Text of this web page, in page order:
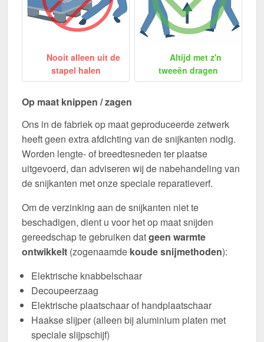
Nooit alleen uit de
stapel halen
Altijd met z'n
tweeën dragen
Op maat knippen / zagen
Ons in de fabriek op maat geproduceerde zetwerk
heeft geen extra afdichting van de snijkanten nodig.
Worden lengte- of breedtesneden ter plaatse
uitgevoerd, dan adviseren wij de nabehandeling van
de snijkanten met onze speciale reparatieverf.
Om de verzinking aan de snijkanten niet te
beschadigen, dient u voor het op maat snijden
gereedschap te gebruiken datgeen warmte
ontwikkelt (zogenaamde koude snijmethoden):
Elektrische knabbelschaar
Decoupeerzaag
Elektrische plaatschaar of handplaatschaar
Haakse slijper (alleen bij aluminium platen met
speciale slijpschijf)